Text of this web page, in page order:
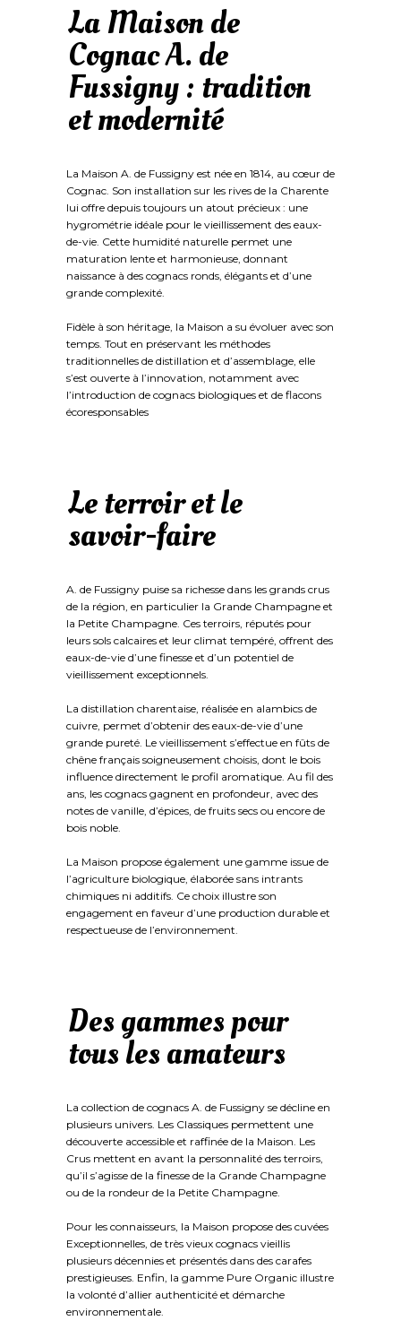
La Maison de
Cognac A. de
Fussigny : tradition
et modernité
La Maison A. de Fussigny est née en 1814, au cœur de
Cognac. Son installation sur les rives de la Charente
lui offre depuis toujours un atout précieux : une
hygrométrie idéale pour le vieillissement des eaux-
de-vie. Cette humidité naturelle permet une
maturation lente et harmonieuse, donnant
naissance à des cognacs ronds, élégants et d’une
grande complexité.
Fidèle à son héritage, la Maison a su évoluer avec son
temps. Tout en préservant les méthodes
traditionnelles de distillation et d’assemblage, elle
s’est ouverte à l’innovation, notamment avec
l’introduction de cognacs biologiques et de flacons
écoresponsables
Le terroir et le
savoir-faire
A. de Fussigny puise sa richesse dans les grands crus
de la région, en particulier la Grande Champagne et
la Petite Champagne. Ces terroirs, réputés pour
leurs sols calcaires et leur climat tempéré, offrent des
eaux-de-vie d’une finesse et d’un potentiel de
vieillissement exceptionnels.
La distillation charentaise, réalisée en alambics de
cuivre, permet d’obtenir des eaux-de-vie d’une
grande pureté. Le vieillissement s’effectue en fûts de
chêne français soigneusement choisis, dont le bois
influence directement le profil aromatique. Au fil des
ans, les cognacs gagnent en profondeur, avec des
notes de vanille, d’épices, de fruits secs ou encore de
bois noble.
La Maison propose également une gamme issue de
l’agriculture biologique, élaborée sans intrants
chimiques ni additifs. Ce choix illustre son
engagement en faveur d’une production durable et
respectueuse de l’environnement.
Des gammes pour
tous les amateurs
La collection de cognacs A. de Fussigny se décline en
plusieurs univers. Les Classiques permettent une
découverte accessible et raffinée de la Maison. Les
Crus mettent en avant la personnalité des terroirs,
qu’il s’agisse de la finesse de la Grande Champagne
ou de la rondeur de la Petite Champagne.
Pour les connaisseurs, la Maison propose des cuvées
Exceptionnelles, de très vieux cognacs vieillis
plusieurs décennies et présentés dans des carafes
prestigieuses. Enfin, la gamme Pure Organic illustre
la volonté d’allier authenticité et démarche
environnementale.